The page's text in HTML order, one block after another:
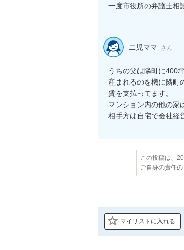
一度市役所の弁護士相
二児ママ さん
うちの父は隣町に400
産まれるのを機に隣町
賃を支払ってます。
マンション内の他の家
この投稿は、
ご自身の責任
マイリストに入れる